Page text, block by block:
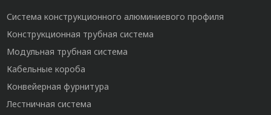
Система конструкционного алюминиевого профиля
Конструкционная трубная система
Модульная трубная система
Кабельные короба
Конвейерная фурнитура
Лестничная система